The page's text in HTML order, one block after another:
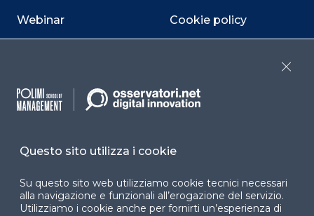
Webinar Cookie policy
accessibilità
Facebook LinkedIn
Questo sito utilizza i cookie
Su questo sito web utilizziamo cookie tecnici necessari
alla navigazione e funzionali all’erogazione del servizio.
Utilizziamo i cookie anche per fornirti un’esperienza di